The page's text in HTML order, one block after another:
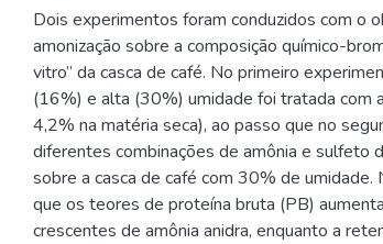
Dois experimentos foram conduzidos com o
amonização sobre a composição químico-
vitro” da casca de café. No primeiro
(16%) e alta (30%) umidade foi tratada com
4,2% na matéria seca), ao passo que no
diferentes combinações de amônia e sulfeto
sobre a casca de café com 30% de
que os teores de proteína bruta (PB)
crescentes de amônia anidra, enquanto a